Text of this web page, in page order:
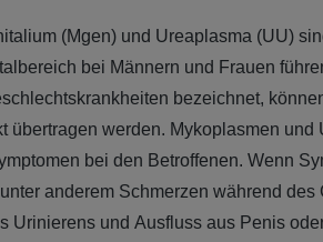
(Mgen) und Ureaplasma (UU)
bei Männern und Frauen
bezeichnet,
übertragen werden. Mykoplasmen und
bei den Betroffenen. Wenn
anderem Schmerzen während des
Urinierens und Ausfluss aus Penis